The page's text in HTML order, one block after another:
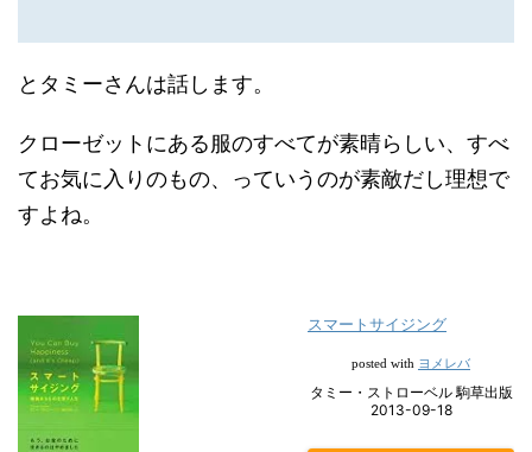
とタミーさんは話します。
クローゼットにある服のすべてが素晴らしい、すべ
てお気に入りのもの、っていうのが素敵だし理想で
すよね。
スマートサイジング
posted with ヨメレバ
タミー・ストローベル 駒草出版
2013-09-18